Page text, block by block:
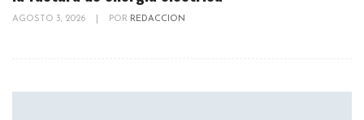
AGOSTO 3, 2026 POR REDACCION